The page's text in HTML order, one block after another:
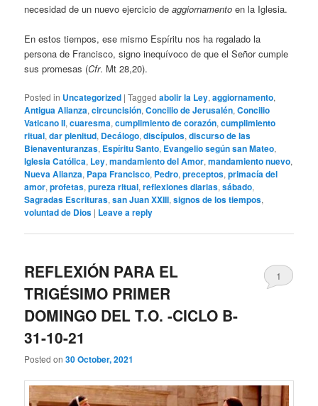
necesidad de un nuevo ejercicio deaggiornamento en la Iglesia.
En estos tiempos, ese mismo Espíritu nos ha regalado la
persona de Francisco, signo inequívoco de que el Señor cumple
sus promesas (Cfr. Mt 28,20).
Posted in Uncategorized |Tagged abolir la Ley,aggiornamento,
Antigua Alianza,circuncisión,Concilio de Jerusalén,Concilio
Vaticano II,cuaresma,cumplimiento de corazón,cumplimiento
ritual,dar plenitud, Decálogo,discípulos,discurso de las
Bienaventuranzas, Espíritu Santo, Evangelio según san Mateo,
Iglesia Católica, Ley,mandamiento del Amor,mandamiento nuevo,
Nueva Alianza, Papa Francisco, Pedro,preceptos,primacía del
amor,profetas,pureza ritual,reflexiones diarias,sábado,
Sagradas Escrituras,san Juan XXIII,signos de los tiempos,
voluntad de Dios | Leave a reply
REFLEXIÓN PARA EL
TRIGÉSIMO PRIMER
DOMINGO DEL T.O. -CICLO B-
31-10-21
Posted on30 October, 2021
1